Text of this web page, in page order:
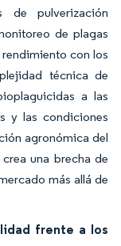
de pulverización
de plagas
con los
técnica de
a las
y las condiciones
agronómica del
una brecha de
más allá de
frente a los